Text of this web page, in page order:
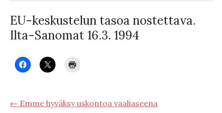
EU-keskustelun tasoa nostettava.
Ilta-Sanomat 16.3. 1994
← Emme hyväksy uskontoa vaaliaseena